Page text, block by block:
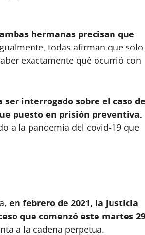
hermanas precisan que
todas afirman que solo
exactamente qué ocurrió con
interrogado sobre el caso de
puesto en prisión preventiva,
a la pandemia del covid-19 que
en febrero de 2021, la justicia
que comenzó este martes 29
a la cadena perpetua.